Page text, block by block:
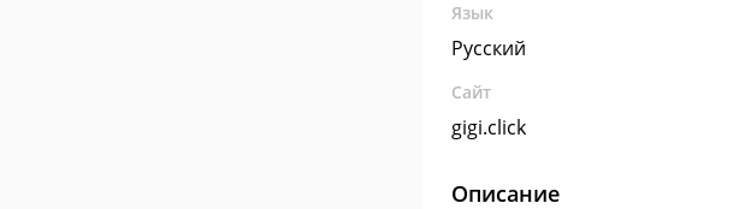
Язык
Русский
Сайт
gigi.click
Описание